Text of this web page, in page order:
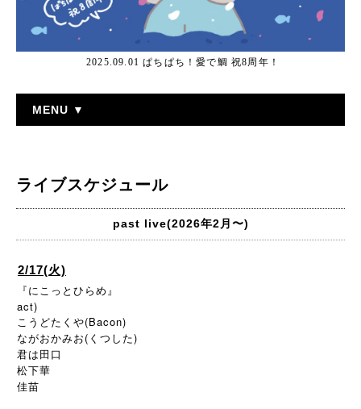
2025.09.01 ぱちぱち！愛で鯛 祝8周年！
MENU ▼
ライブスケジュール
past live(2026年2月〜)
2/17(火)
『にこっとひらめ』
act)
こうどたくや(Bacon)
ながおかみお(くつした)
君は田口
松下華
佳苗